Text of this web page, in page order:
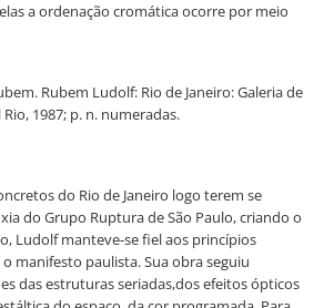
a ordenação cromática ocorre por meio
Rubem Ludolf: Rio de Janeiro: Galeria de
1987; p. n. numeradas.
do Rio de Janeiro logo terem se
do Grupo Ruptura de São Paulo, criando o
Ludolf manteve-se fiel aos princípios
manifesto paulista. Sua obra seguiu
das estruturas seriadas,dos efeitos ópticos